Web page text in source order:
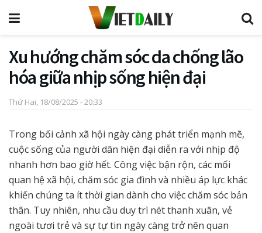
Xu hướng chăm sóc da chống lão
hóa giữa nhịp sống hiện đại
Thứ Hai, 18/08/2025 - 20:33
Trong bối cảnh xã hội ngày càng phát triển mạnh mẽ,
cuộc sống của người dân hiện đại diễn ra với nhịp độ
nhanh hơn bao giờ hết. Công việc bận rộn, các mối
quan hệ xã hội, chăm sóc gia đình và nhiều áp lực khác
khiến chúng ta ít thời gian dành cho việc chăm sóc bản
thân. Tuy nhiên, nhu cầu duy trì nét thanh xuân, vẻ
ngoài tươi trẻ và sự tự tin ngày càng trở nên quan